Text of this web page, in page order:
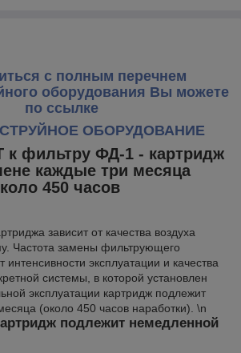
с полным перечнем
оборудования Вы можете
по ссылке
ОБОРУДОВАНИЕ
к фильтру ФД-1 - картридж
каждые три месяца
450 часов
зависит от качества воздуха
Частота замены фильтрующего
интенсивности эксплуатации и качества
системы, в которой установлен
эксплуатации картридж подлежит
(около 450 часов наработки). \n
подлежит немедленной